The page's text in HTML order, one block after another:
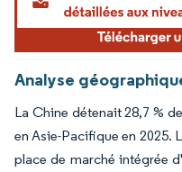
Analyse
La Chine détenait 28,7 %
en Asie-Pacifique en 2025.
place de marché intégrée